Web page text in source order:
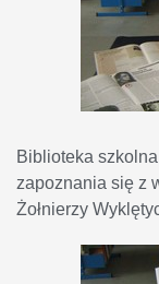
Biblioteka
zapoznania się z
Żołnierzy